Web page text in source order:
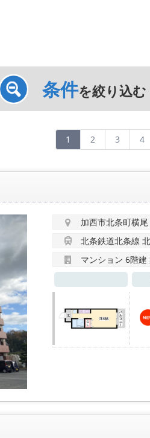
条件を絞り込む
1 2 3 4
加西市北条町横尾
北条鉄道北条線
マンション 6階建